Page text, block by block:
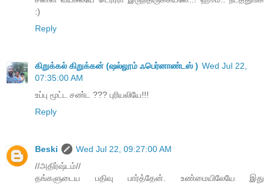
:)
Reply
கிறுக்கல் கிறுக்கன் (ஷல்லூம் ஃபெர்னாண்டஸ் ) Wed Jul 22,
07:35:00 AM
உப்பு மூட்ட சண்ட ??? புரியலியே!!!
Reply
Beski
Wed Jul 22, 09:27:00 AM
//அதிர்ஷ்டம்//
தங்களுடைய பதிவு பார்த்தேன். உண்மையிலேயே இது